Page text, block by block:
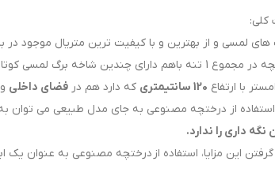
کلی:
های لمسی و از بهترین و با کیفیت ترین متریال موجود در
چندین شاخه برگ لمسی کوتاه و بلند بوده است.
با ارتفاع 120 سانتیمتری که دارد هم در فضای داخلی و
استفاده از درختچه مصنوعی به جای مدل طبیعی می
نگه داری را ندارد.
گرفتن این مزایا، استفاده از درختچه مصنوعی به عنوان